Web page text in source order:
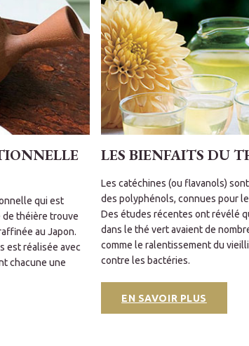
qui est
de théière trouve
au Japon.
est réalisée avec
chacune une
LES BIENFAITS DU
Les catéchines (ou flavanols)
des polyphénols, connues pour
Des études récentes ont révélé
dans le thé vert avaient de
comme le ralentissement du
contre les bactéries.
EN SAVOIR PLUS